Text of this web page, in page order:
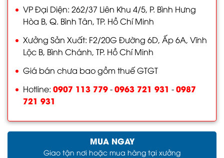
VP Đại Diện: 262/37 Liên Khu 4/5, P. Bình Hưng
Hòa B, Q. Bình Tân, TP. Hồ Chí Minh
Xưởng Sản Xuất: F2/20G Đường 6D, Ấp 6A, Vĩnh
Lộc B, Bình Chánh, TP. Hồ Chí Minh
Giá bán chưa bao gồm thuế GTGT
Hotline: 0907 113 779-0963 721 931 -0987
721 931
MUA NGAY
Giao tận nơi hoặc mua hàng tại xưởng